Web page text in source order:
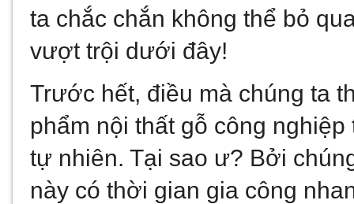
ta chắc chắn không thể bỏ
vượt trội dưới đây!
Trước hết, điều mà chúng ta
phẩm nội thất gỗ công
tự nhiên. Tại sao ư? Bởi
này có thời gian gia công